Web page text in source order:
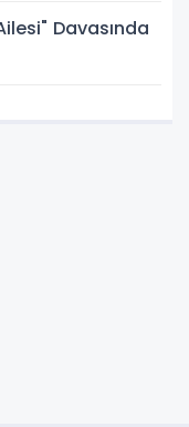
Davasında